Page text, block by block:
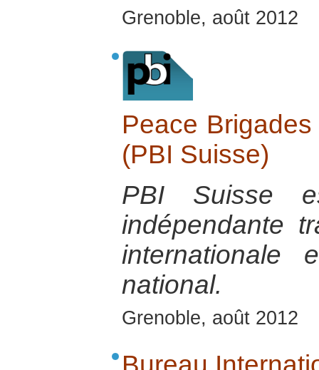
Grenoble, août 2012
Peace
(PBI Suisse)
PBI Suisse
indépendante
internationale
national.
Grenoble, août 2012